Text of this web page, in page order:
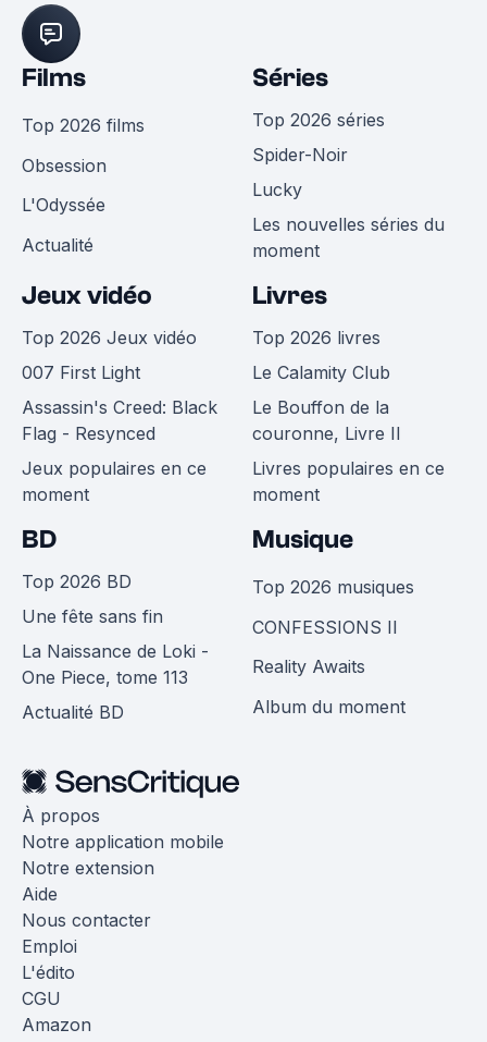
Films
Top 2026 films
Obsession
L'Odyssée
Actualité
Séries
Top 2026 séries
Spider-Noir
Lucky
Les nouvelles séries du
moment
Jeux vidéo
Top 2026 Jeux vidéo
007 First Light
Assassin's Creed: Black
Flag - Resynced
Jeux populaires en ce
moment
Livres
Top 2026 livres
Le Calamity Club
Le Bouffon de la
couronne, Livre II
Livres populaires en ce
moment
BD
Top 2026 BD
Une fête sans fin
La Naissance de Loki -
One Piece, tome 113
Actualité BD
Musique
Top 2026 musiques
CONFESSIONS II
Reality Awaits
Album du moment
À propos
Notre application mobile
Notre extension
Aide
Nous contacter
Emploi
L'édito
CGU
Amazon